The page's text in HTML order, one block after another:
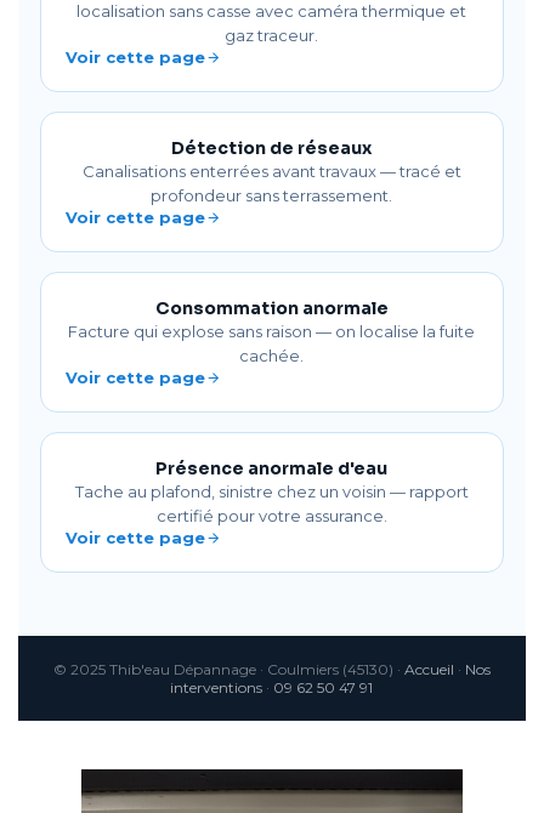
localisation sans casse avec caméra thermique et
gaz traceur.
Voir cette page
Détection de réseaux
Canalisations enterrées avant travaux — tracé et
profondeur sans terrassement.
Voir cette page
Consommation anormale
Facture qui explose sans raison — on localise la fuite
cachée.
Voir cette page
Présence anormale d'eau
Tache au plafond, sinistre chez un voisin — rapport
certifié pour votre assurance.
Voir cette page
© 2025 Thib'eau Dépannage · Coulmiers (45130) · Accueil · Nos
interventions · 09 62 50 47 91